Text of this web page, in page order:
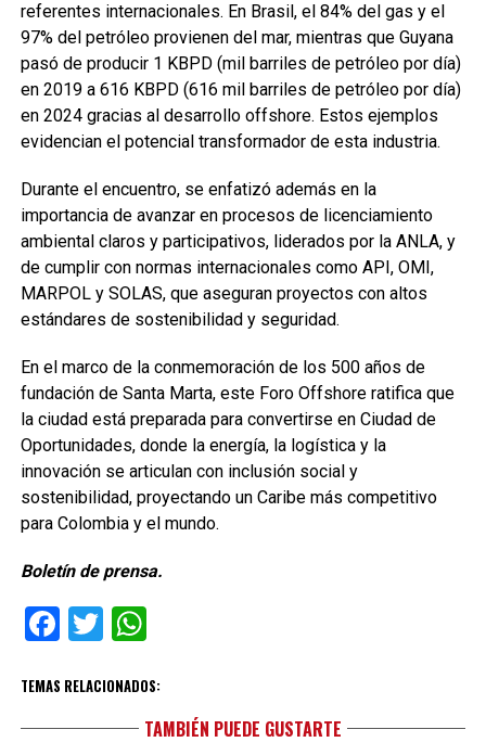
referentes internacionales. En Brasil, el 84% del gas y el
97% del petróleo provienen del mar, mientras que Guyana
pasó de producir 1 KBPD (mil barriles de petróleo por día)
en 2019 a 616 KBPD (616 mil barriles de petróleo por día)
en 2024 gracias al desarrollo offshore. Estos ejemplos
evidencian el potencial transformador de esta industria.
Durante el encuentro, se enfatizó además en la
importancia de avanzar en procesos de licenciamiento
ambiental claros y participativos, liderados por la ANLA, y
de cumplir con normas internacionales como API, OMI,
MARPOL y SOLAS, que aseguran proyectos con altos
estándares de sostenibilidad y seguridad.
En el marco de la conmemoración de los 500 años de
fundación de Santa Marta, este Foro Offshore ratifica que
la ciudad está preparada para convertirse en Ciudad de
Oportunidades, donde la energía, la logística y la
innovación se articulan con inclusión social y
sostenibilidad, proyectando un Caribe más competitivo
para Colombia y el mundo.
Boletín de prensa.
Facebook
TwitterWhatsApp
TEMAS RELACIONADOS:
TAMBIÉN PUEDE GUSTARTE